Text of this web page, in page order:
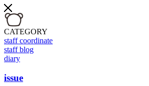
CATEGORY
staff coordinate
staff blog
diary
issue